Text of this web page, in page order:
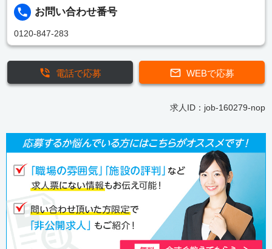
お問い合わせ番号
0120-847-283
WEBで応募
電話で応募
求人ID：job-160279-nop